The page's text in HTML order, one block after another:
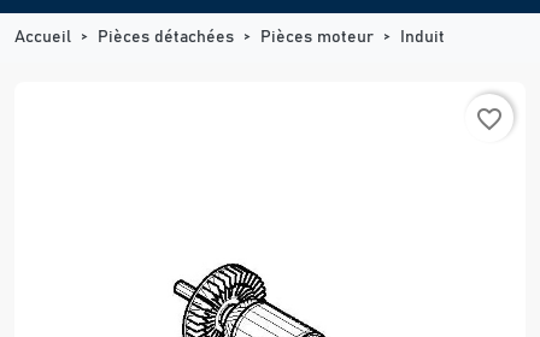
Accueil Pièces détachées Pièces moteur Induit
favorite_border